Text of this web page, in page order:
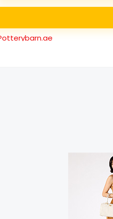
Potterybarn.ae